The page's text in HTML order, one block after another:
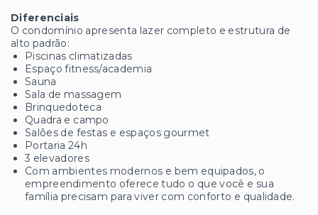
Diferenciais
O condomínio apresenta lazer completo e estrutura de
alto padrão:
Piscinas climatizadas
Espaço fitness/academia
Sauna
Sala de massagem
Brinquedoteca
Quadra e campo
Salões de festas e espaços gourmet
Portaria 24h
3 elevadores
Com ambientes modernos e bem equipados, o
empreendimento oferece tudo o que você e sua
família precisam para viver com conforto e qualidade.